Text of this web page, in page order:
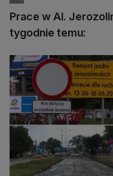
Prace w Al.
tygodnie temu: